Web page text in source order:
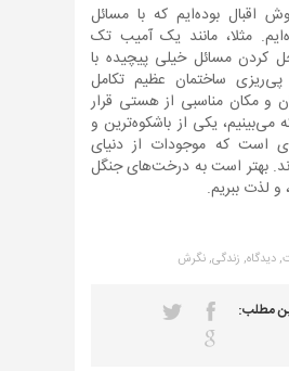
اقبال بوده‌ایم که با مسائل
مثلا، مانند یک آمیب تک
کردن مسائل خیلی پیچیده با
ساختمان عظیم تکامل
و مکان مناسبی از هستی قرار
می‌بینیم، یکی از باشکوه‌ترین و
است که موجودات از دنیای
بهتر است به درخت‌های جنگل
و لذت ببریم.
دیدگاه, زندگی,نگرش
مطلب: